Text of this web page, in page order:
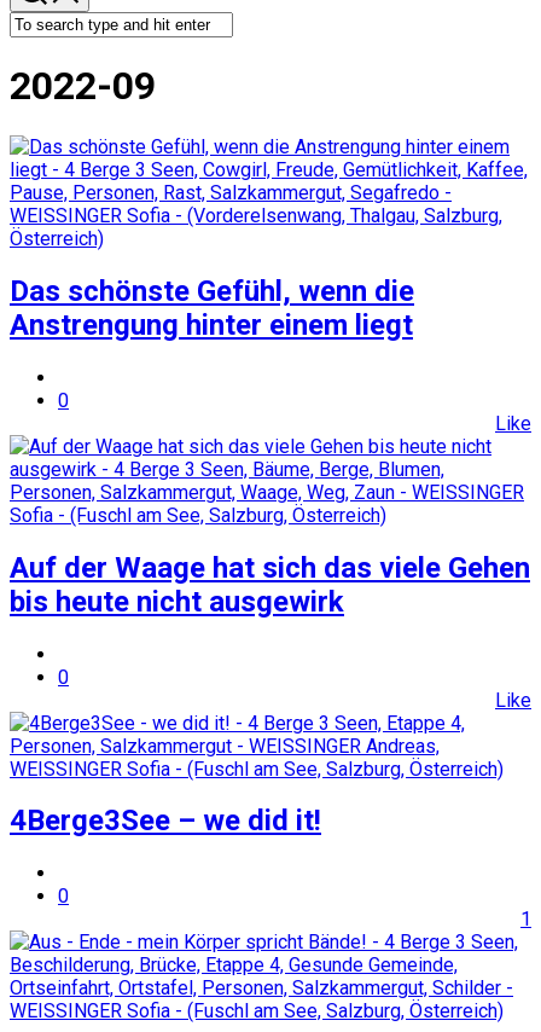
2022-09
Das schönste Gefühl, wenn die
Anstrengung hinter einem liegt
0
Like
Auf der Waage hat sich das viele Gehen
bis heute nicht ausgewirk
0
Like
4Berge3See – we did it!
0
1